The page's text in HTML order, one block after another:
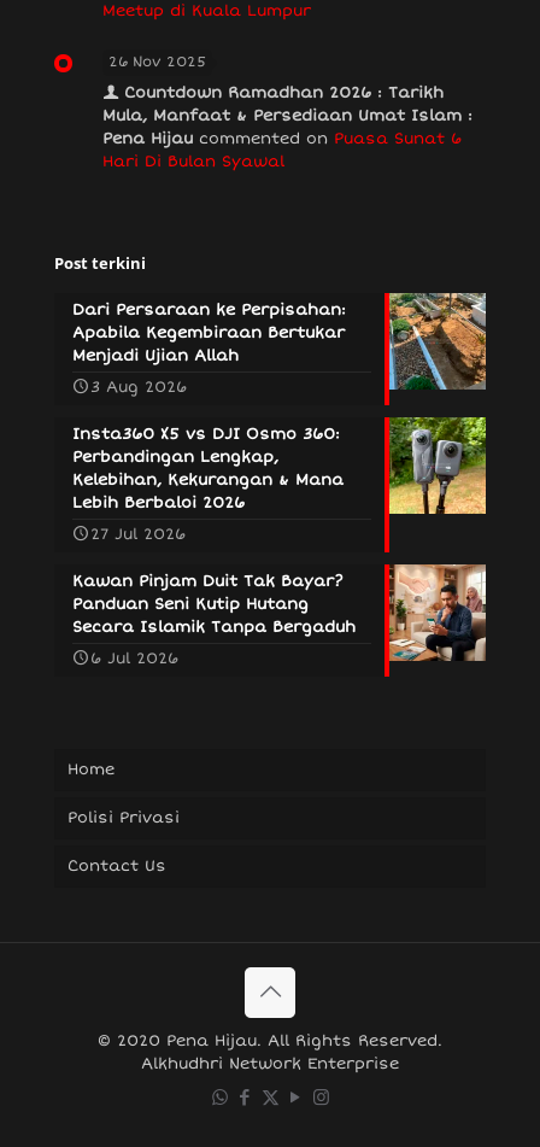
Meetup di Kuala Lumpur
26 Nov 2025
Countdown Ramadhan 2026 : Tarikh
Mula, Manfaat & Persediaan Umat Islam :
Pena Hijau commented on Puasa Sunat 6
Hari Di Bulan Syawal
Post terkini
Dari Persaraan ke Perpisahan:
Apabila Kegembiraan Bertukar
Menjadi Ujian Allah
3 Aug 2026
Insta360 X5 vs DJI Osmo 360:
Perbandingan Lengkap,
Kelebihan, Kekurangan & Mana
Lebih Berbaloi 2026
27 Jul 2026
Kawan Pinjam Duit Tak Bayar?
Panduan Seni Kutip Hutang
Secara Islamik Tanpa Bergaduh
6 Jul 2026
Home
Polisi Privasi
Contact Us
© 2020 Pena Hijau. All Rights Reserved.
Alkhudhri Network Enterprise